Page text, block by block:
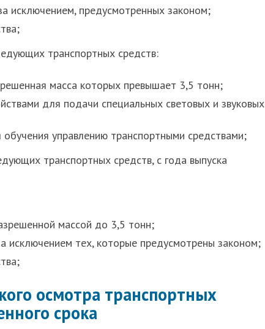
исключением, предусмотренных законом;
транспортных средств:
масса которых превышает 3,5 тонн;
для подачи специальных световых и звуковых
управлению транспортными средствами;
транспортных средств, с года выпуска
массой до 3,5 тонн;
исключением тех, которые предусмотрены законом;
осмотра транспортных
срока